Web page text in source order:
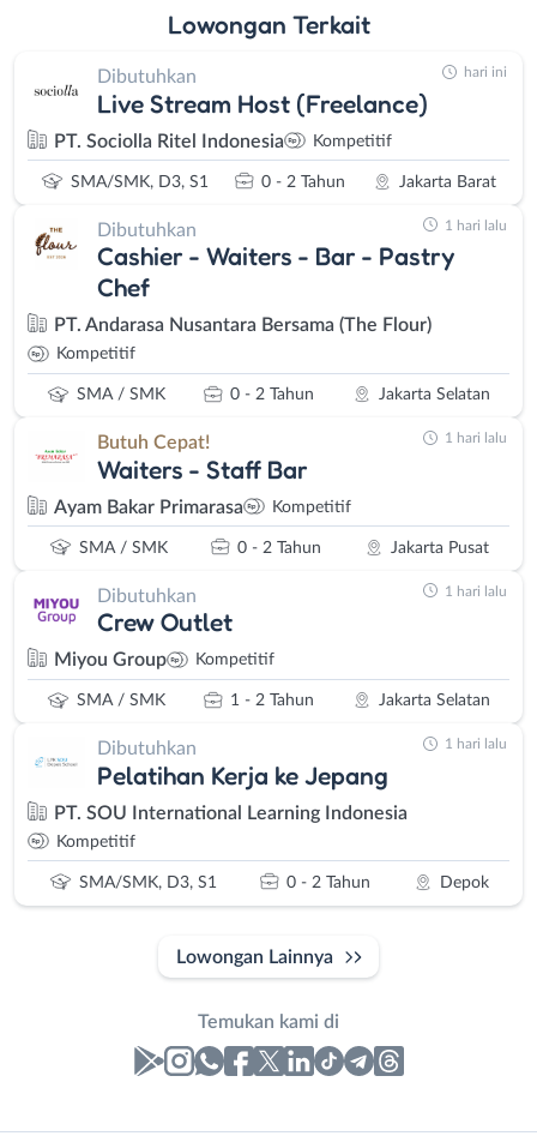
Lowongan Terkait
Dibutuhkan
Live Stream Host (Freelance)
PT. Sociolla Ritel Indonesia Kompetitif
SMA/SMK, D3, S1 0 - 2 Tahun Jakarta Barat
hari ini
Dibutuhkan
Cashier - Waiters - Bar - Pastry
Chef
PT. Andarasa Nusantara Bersama (The Flour)
Kompetitif
SMA / SMK 0 - 2 Tahun Jakarta Selatan
1 hari lalu
Butuh Cepat!
Waiters - Staff Bar
Ayam Bakar Primarasa Kompetitif
SMA / SMK 0 - 2 Tahun Jakarta Pusat
1 hari lalu
Dibutuhkan
Crew Outlet
Miyou Group Kompetitif
SMA / SMK 1 - 2 Tahun Jakarta Selatan
1 hari lalu
Dibutuhkan
Pelatihan Kerja ke Jepang
PT. SOU International Learning Indonesia
Kompetitif
SMA/SMK, D3, S1 0 - 2 Tahun Depok
1 hari lalu
Lowongan Lainnya
Temukan kami di